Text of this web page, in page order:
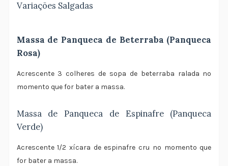
Variações Salgadas
Massa de Panqueca de Beterraba (Panqueca
Rosa)
Acrescente 3 colheres de sopa de beterraba ralada no
momento que for bater a massa.
Massa de Panqueca de Espinafre (Panqueca
Verde)
Acrescente 1/2 xícara de espinafre cru no momento que
for bater a massa.